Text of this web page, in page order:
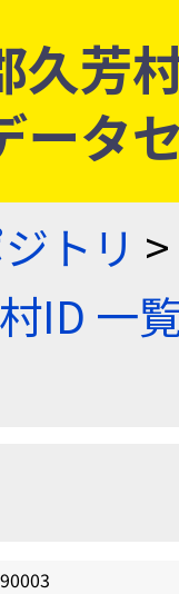
久芳
ータ
トリ >
ID 一